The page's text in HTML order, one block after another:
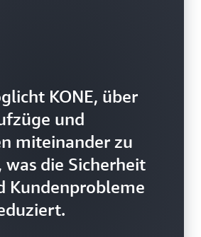
KONE, über
und
miteinander zu
die Sicherheit
Kundenprobleme